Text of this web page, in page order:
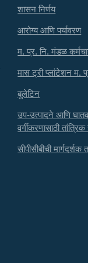
शासन निर्णय
आरोग्य आणि पर्यावरण
म. प्र. नि. मंडळ
मास ट्री प्लांटेशन म.
बुलेटिन
उप-उत्पादने आणि
वर्गीकरणासाठी तांत्रिक
सीपीसीबीची मार्गदर्शक